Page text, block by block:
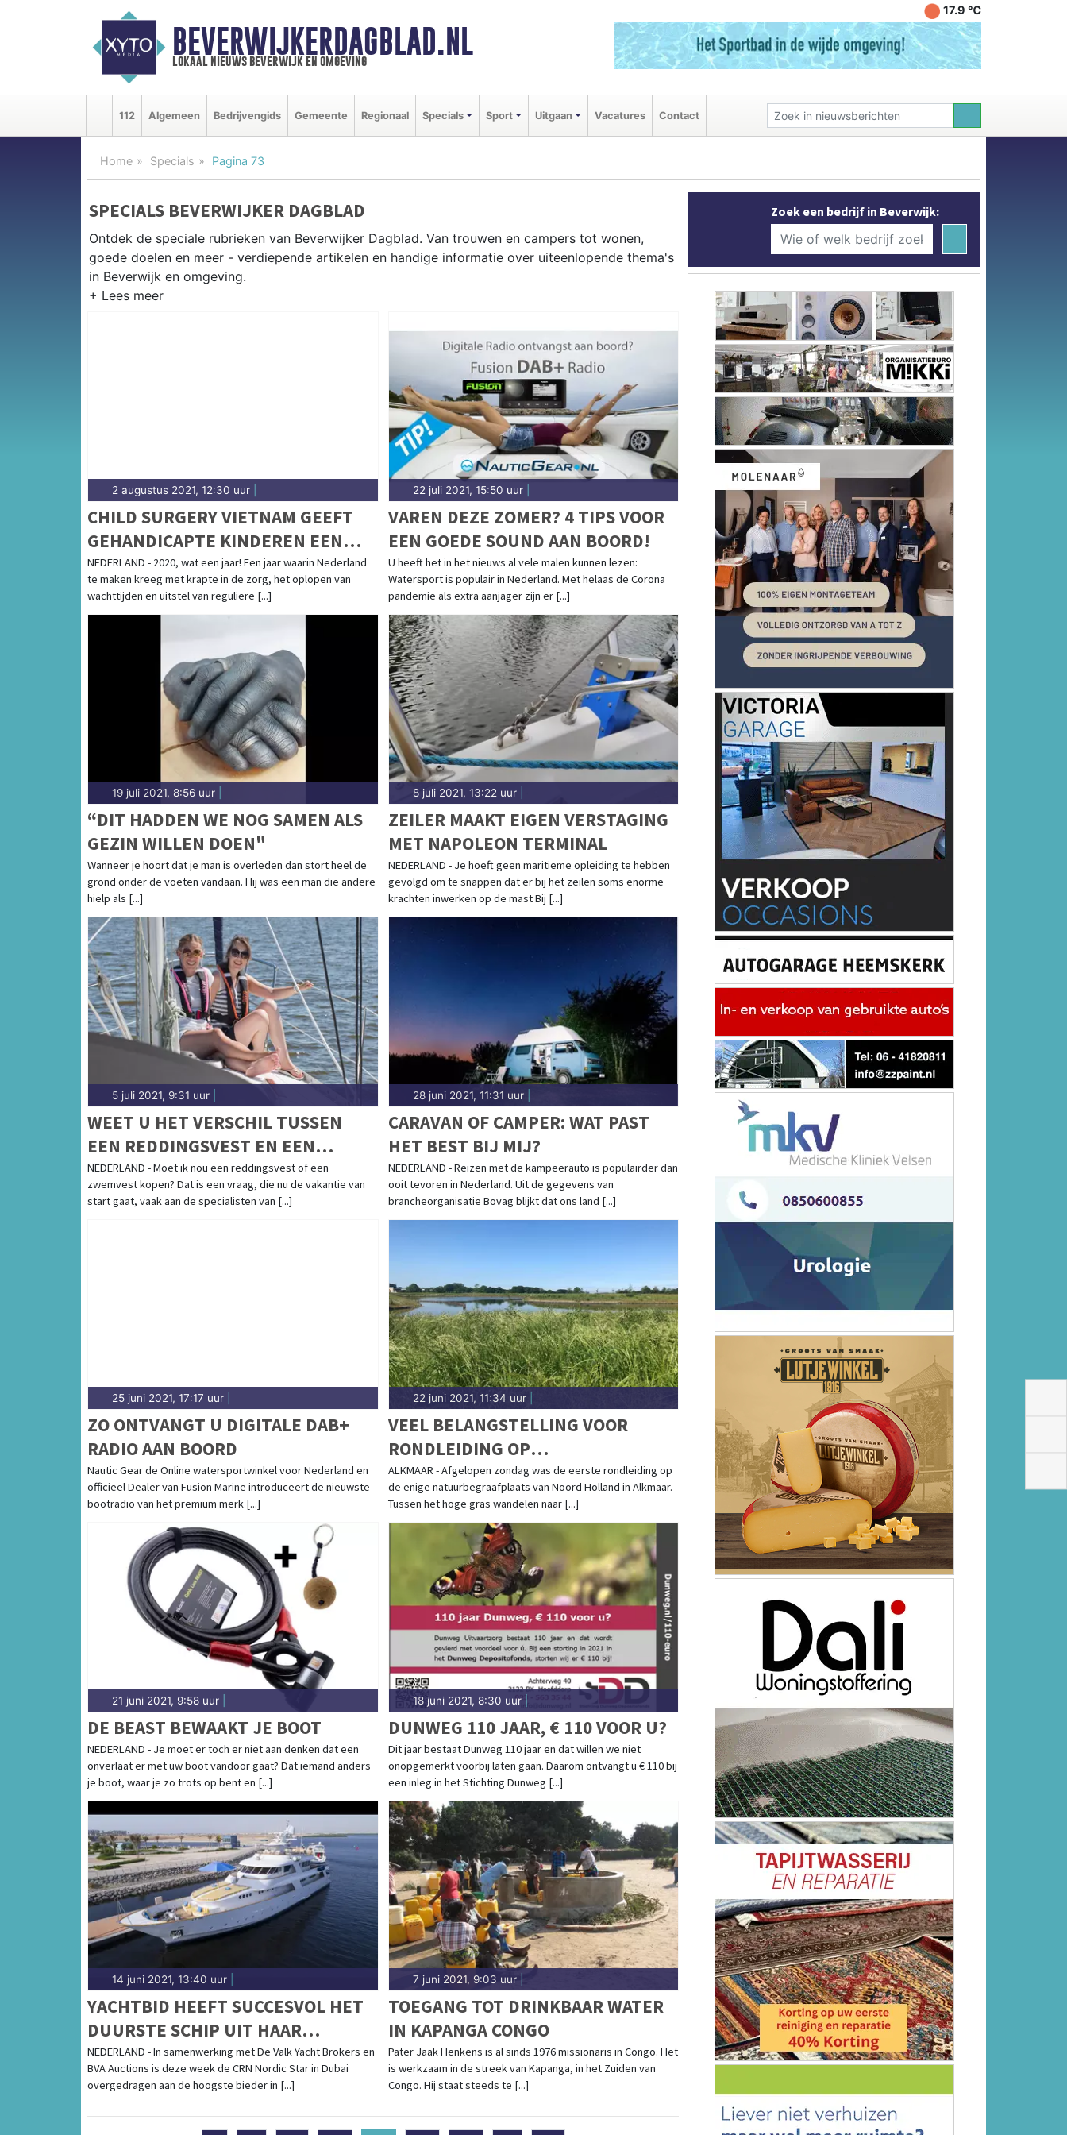
BEVERWIJKERDAGBLAD.NL
lokaal nieuws beverwijk en omgeving
17.9 ℃
112 Algemeen Bedrijvengids Gemeente Regionaal Specials Sport Uitgaan Vacatures Contact
Home Specials Pagina 73
SPECIALS BEVERWIJKER DAGBLAD
Ontdek de speciale rubrieken van Beverwijker Dagblad. Van trouwen en campers tot wonen,
goede doelen en meer - verdiepende artikelen en handige informatie over uiteenlopende thema's
in Beverwijk en omgeving.
2 augustus 2021, 12:30 uur
CHILD SURGERY VIETNAM GEEFT
GEHANDICAPTE KINDEREN EEN
TOEKOMST
NEDERLAND - 2020, wat een jaar! Een jaar waarin Nederland
te maken kreeg met krapte in de zorg, het oplopen van
wachttijden en uitstel van reguliere [...]
22 juli 2021, 15:50 uur|
VAREN DEZE ZOMER? 4 TIPS VOOR
EEN GOEDE SOUND AAN BOORD!
U heeft het in het nieuws al vele malen kunnen lezen:
Watersport is populair in Nederland. Met helaas de Corona
pandemie als extra aanjager zijn er [...]
19 juli 2021, 8:56 uur
“DIT HADDEN WE NOG SAMEN ALS
GEZIN WILLEN DOEN"
Wanneer je hoort dat je man is overleden dan stort heel de
grond onder de voeten vandaan. Hij was een man die andere
hielp als [...]
8 juli 2021, 13:22 uur|
ZEILER MAAKT EIGEN VERSTAGING
MET NAPOLEON TERMINAL
NEDERLAND - Je hoeft geen maritieme opleiding te hebben
gevolgd om te snappen dat er bij het zeilen soms enorme
krachten inwerken op de mast Bij [...]
5 juli 2021, 9:31 uur
WEET U HET VERSCHIL TUSSEN
EEN REDDINGSVEST EN EEN
ZWEMVEST?
NEDERLAND - Moet ik nou een reddingsvest of een
zwemvest kopen? Dat is een vraag, die nu de vakantie van
start gaat, vaak aan de specialisten van [...]
28 juni 2021, 11:31 uur|
CARAVAN OF CAMPER: WAT PAST
HET BEST BIJ MIJ?
NEDERLAND - Reizen met de kampeerauto is populairder dan
ooit tevoren in Nederland. Uit de gegevens van
brancheorganisatie Bovag blijkt dat ons land [...]
25 juni 2021, 17:17 uur
ZO ONTVANGT U DIGITALE DAB+
RADIO AAN BOORD
Nautic Gear de Online watersportwinkel voor Nederland en
officieel Dealer van Fusion Marine introduceert de nieuwste
bootradio van het premium merk [...]
22 juni 2021, 11:34 uur|
VEEL BELANGSTELLING VOOR
RONDLEIDING OP
NATUURBEGRAAFPLAATS
GEESTMERLOO
ALKMAAR - Afgelopen zondag was de eerste rondleiding op
de enige natuurbegraafplaats van Noord Holland in Alkmaar.
Tussen het hoge gras wandelen naar [...]
21 juni 2021, 9:58 uur
DE BEAST BEWAAKT JE BOOT
NEDERLAND - Je moet er toch er niet aan denken dat een
onverlaat er met uw boot vandoor gaat? Dat iemand anders
je boot, waar je zo trots op bent en [...]
18 juni 2021, 8:30 uur|
DUNWEG 110 JAAR, € 110 VOOR U?
Dit jaar bestaat Dunweg 110 jaar en dat willen we niet
onopgemerkt voorbij laten gaan. Daarom ontvangt u € 110 bij
een inleg in het Stichting Dunweg [...]
14 juni 2021, 13:40 uur
YACHTBID HEEFT SUCCESVOL HET
DUURSTE SCHIP UIT HAAR
BESTAAN SUCCESVOL GEVEILD!
NEDERLAND - In samenwerking met De Valk Yacht Brokers en
BVA Auctions is deze week de CRN Nordic Star in Dubai
overgedragen aan de hoogste bieder in [...]
7 juni 2021, 9:03 uur|
TOEGANG TOT DRINKBAAR WATER
IN KAPANGA CONGO
Pater Jaak Henkens is al sinds 1976 missionaris in Congo. Het
is werkzaam in de streek van Kapanga, in het Zuiden van
Congo. Hij staat steeds te [...]
Zoek een bedrijf in Beverwijk: